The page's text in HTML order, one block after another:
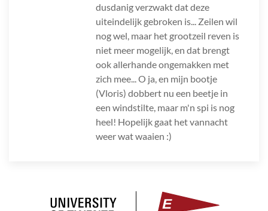
dusdanig verzwakt dat deze
uiteindelijk gebroken is... Zeilen wil
nog wel, maar het grootzeil reven is
niet meer mogelijk, en dat brengt
ook allerhande ongemakken met
zich mee... O ja, en mijn bootje
(Vloris) dobbert nu een beetje in
een windstilte, maar m'n spi is nog
heel! Hopelijk gaat het vannacht
weer wat waaien :)